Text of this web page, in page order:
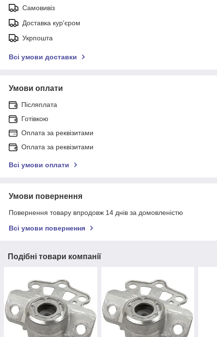
Самовивіз
Доставка кур'єром
Укрпошта
Всі умови доставки
Умови оплати
Післяплата
Готівкою
Оплата за реквізитами
Оплата за реквізитами
Всі умови оплати
Умови повернення
Повернення товару впродовж 14 днів за домовленістю
Всі умови повернення
Подібні товари компанії